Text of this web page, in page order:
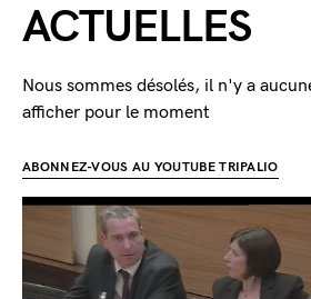
ACTUELLES
Nous sommes désolés, il n'y a
afficher pour le moment
ABONNEZ-VOUS AU YOUTUBE TRIPALIO